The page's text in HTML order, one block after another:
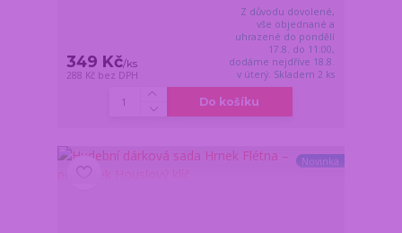
349 Kč/ks
288 Kč bez DPH
Z důvodu dovolené,
vše objednané a
uhrazené do pondělí
17.8. do 11:00,
dodáme nejdříve 18.8.
v úterý. Skladem 2 ks
Do košíku
Novinka